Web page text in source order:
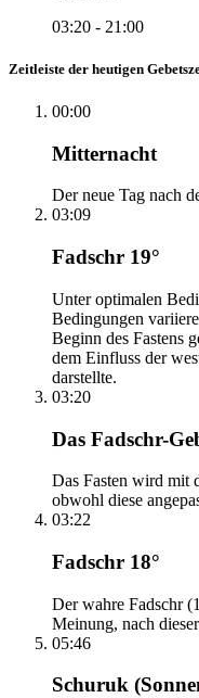
03:20 - 21:00
Zeitleiste der heutigen
00:00
Mitternacht
Der neue Tag nach
03:09
Fadschr 19°
Unter optimalen
Bedingungen
Beginn des Fastens
dem Einfluss der
darstellte.
03:20
Das Fadschr-
Das Fasten wird mit
obwohl diese
03:22
Fadschr 18°
Der wahre Fadschr
Meinung, nach
05:46
Schuruk